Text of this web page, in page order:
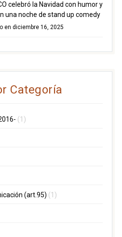
celebró la Navidad con humor y
una noche de stand up comedy
en diciembre 16, 2025
Categoría
(1)
(art.95) (1)